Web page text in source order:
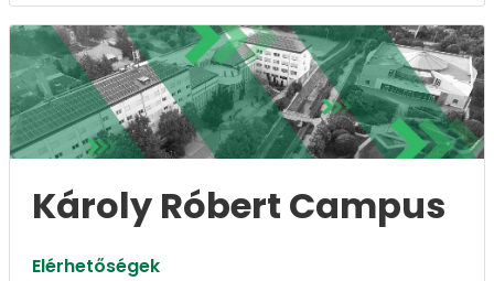
Károly Róbert Campus
Elérhetőségek